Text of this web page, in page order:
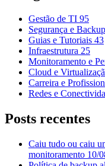
Gestão de TI 95
Segurança e Backup
Guias e Tutoriais 43
Infraestrutura 25
Monitoramento e
Cloud e
Carreira e
Redes e
Posts recentes
Caiu tudo ou caiu
monitoramento 10/